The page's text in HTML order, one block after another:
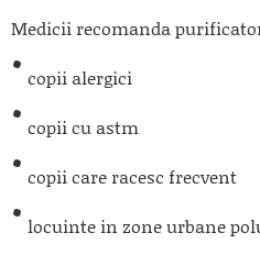
Medicii recomanda
copii alergici
copii cu astm
copii care racesc frecvent
locuinte in zone urbane